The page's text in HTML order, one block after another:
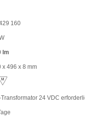
160
lm
x 496 x 8 mm
Transformator 24 VDC